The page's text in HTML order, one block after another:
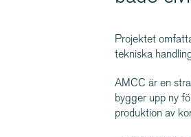
Projektet
tekniska
AMCC är en
bygger upp ny
produktion av